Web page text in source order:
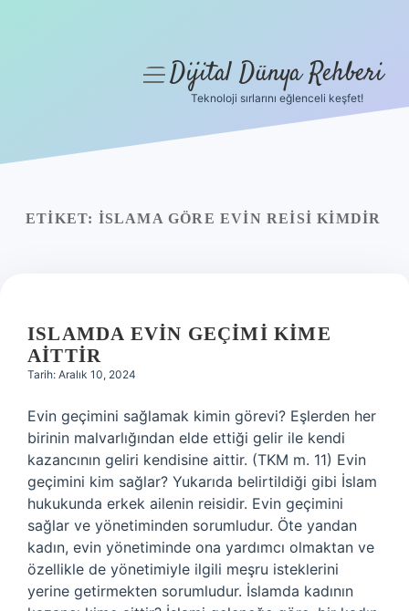
Yasal Uyarı
menüyüDijital Dünya Rehberi
Teknoloji sırlarını eğlenceli keşfet!
ETIKET: İSLAMA GÖRE EVIN REISI KIMDIR
ISLAMDA EVIN GEÇIMI KIME
AITTIR
Tarih: Aralık 10, 2024
Evin geçimini sağlamak kimin görevi? Eşlerden her
birinin malvarlığından elde ettiği gelir ile kendi
kazancının geliri kendisine aittir. (TKM m. 11) Evin
geçimini kim sağlar? Yukarıda belirtildiği gibi İslam
hukukunda erkek ailenin reisidir. Evin geçimini
sağlar ve yönetiminden sorumludur. Öte yandan
kadın, evin yönetiminde ona yardımcı olmaktan ve
özellikle de yönetimiyle ilgili meşru isteklerini
yerine getirmekten sorumludur. İslamda kadının